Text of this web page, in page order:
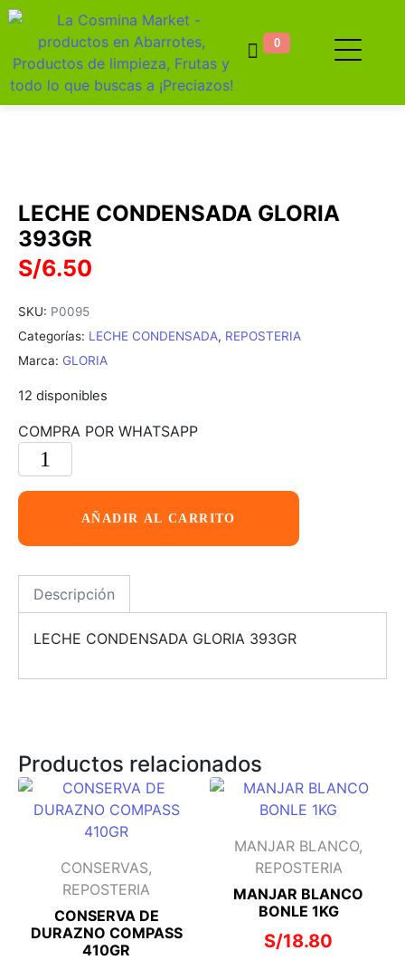
0
LECHE CONDENSADA GLORIA
393GR
S/6.50
SKU: P0095
Categorías: LECHE CONDENSADA, REPOSTERIA
Marca: GLORIA
12 disponibles
COMPRA POR WHATSAPP
AÑADIR AL CARRITO
Descripción
LECHE CONDENSADA GLORIA 393GR
Productos relacionados
CONSERVAS,
REPOSTERIA
CONSERVA DE
DURAZNO COMPASS
410GR
MANJAR BLANCO,
REPOSTERIA
MANJAR BLANCO
BONLE 1KG
S/18.80